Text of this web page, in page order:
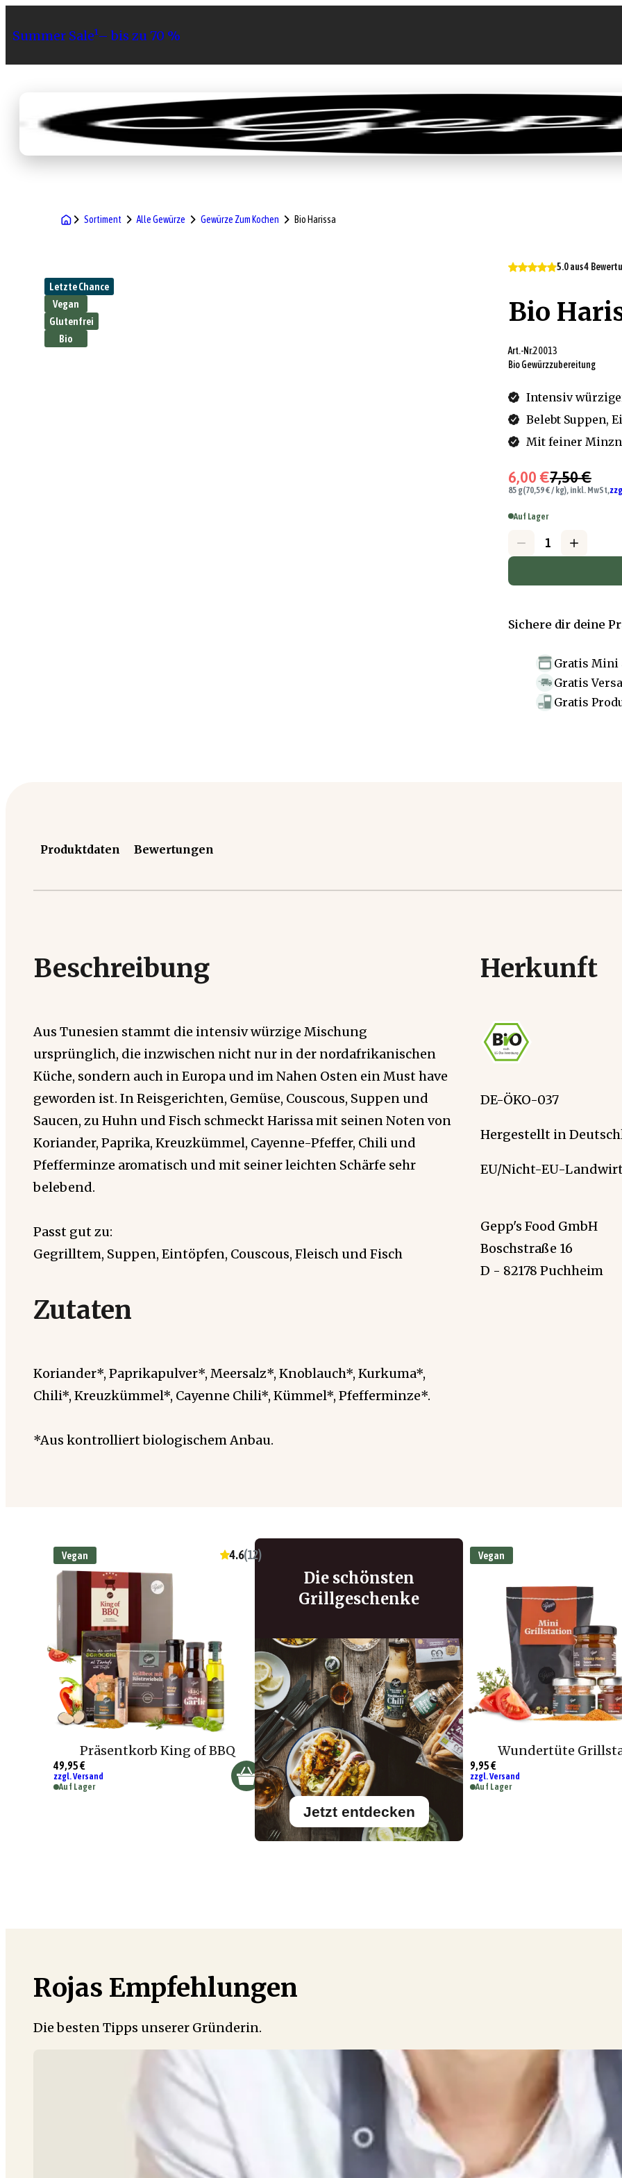
Summer Sale¹– bis zu 70 %
Sortiment Geschenke GrillenFeinkost-Abo Firmenkunden Sale
Sortiment Alle Gewürze Gewürze Zum Kochen Bio Harissa
Letzte Chance
Vegan
Glutenfrei
Bio
5.0 aus 4
Bio
Art.-Nr.20013
Bio Gewürzzubereitung
Intensiv
Belebt Suppen,
Mit feiner
6,00 €7,50 €
85 g(70,59 € / kg), inkl. MwSt,
Auf Lager
Sichere dir deine
Gratis Mini
Gratis
Gratis
Produktdaten Bewertungen
Beschreibung
Aus Tunesien stammt die intensiv würzige Mischung
ursprünglich, die inzwischen nicht nur in der nordafrikanischen
Küche, sondern auch in Europa und im Nahen Osten ein Must have
geworden ist. In Reisgerichten, Gemüse, Couscous, Suppen und
Saucen, zu Huhn und Fisch schmeckt Harissa mit seinen Noten von
Koriander, Paprika, Kreuzkümmel, Cayenne-Pfeffer, Chili und
Pfefferminze aromatisch und mit seiner leichten Schärfe sehr
belebend.
Passt gut zu:
Gegrilltem, Suppen, Eintöpfen, Couscous, Fleisch und Fisch
Zutaten
Koriander*, Paprikapulver*, Meersalz*, Knoblauch*, Kurkuma*,
Chili*, Kreuzkümmel*, Cayenne Chili*, Kümmel*, Pfefferminze*.
*Aus kontrolliert biologischem Anbau.
Herkunft
DE-ÖKO-037
Hergestellt in
EU/Nicht-EU-
Gepp's Food GmbH
Boschstraße 16
D - 82178 Puchheim
Vegan 4.6(12)
Präsentkorb King of BBQ
49,95 €
zzgl. Versand
Auf Lager
Die schönsten
Grillgeschenke
Jetzt entdecken
Vegan
Wundertüte
9,95 €
zzgl. Versand
Auf Lager
Rojas Empfehlungen
Die besten Tipps unserer Gründerin.